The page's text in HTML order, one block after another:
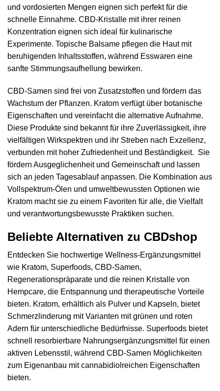
und vordosierten Mengen eignen sich perfekt für die
schnelle Einnahme. CBD-Kristalle mit ihrer reinen
Konzentration eignen sich ideal für kulinarische
Experimente. Topische Balsame pflegen die Haut mit
beruhigenden Inhaltsstoffen, während Esswaren eine
sanfte Stimmungsaufhellung bewirken.
CBD-Samen sind frei von Zusatzstoffen und fördern das
Wachstum der Pflanzen. Kratom verfügt über botanische
Eigenschaften und vereinfacht die alternative Aufnahme.
Diese Produkte sind bekannt für ihre Zuverlässigkeit, ihre
vielfältigen Wirkspektren und ihr Streben nach Exzellenz,
verbunden mit hoher Zufriedenheit und Beständigkeit. Sie
fördern Ausgeglichenheit und Gemeinschaft und lassen
sich an jeden Tagesablauf anpassen. Die Kombination aus
Vollspektrum-Ölen und umweltbewussten Optionen wie
Kratom macht sie zu einem Favoriten für alle, die Vielfalt
und verantwortungsbewusste Praktiken suchen.
Beliebte Alternativen zu CBDshop
Entdecken Sie hochwertige Wellness-Ergänzungsmittel
wie Kratom, Superfoods, CBD-Samen,
Regenerationspräparate und die reinen Kristalle von
Hempcare, die Entspannung und therapeutische Vorteile
bieten. Kratom, erhältlich als Pulver und Kapseln, bietet
Schmerzlinderung mit Varianten mit grünen und roten
Adern für unterschiedliche Bedürfnisse. Superfoods bietet
schnell resorbierbare Nahrungsergänzungsmittel für einen
aktiven Lebensstil, während CBD-Samen Möglichkeiten
zum Eigenanbau mit cannabidiolreichen Eigenschaften
bieten.